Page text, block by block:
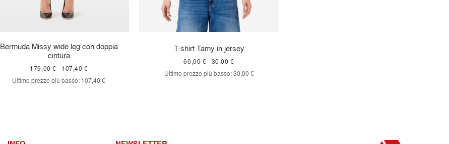
Bermuda Missy wide leg con doppia
cintura
107,40 €
179,00 €
Ultimo prezzo più basso: 107,40 €
T-shirt Tamy in jersey
30,00 €
60,00 €
Ultimo prezzo più basso: 30,00 €